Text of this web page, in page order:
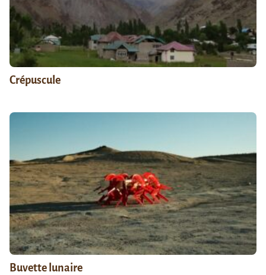
Crépuscule
Buvette lunaire